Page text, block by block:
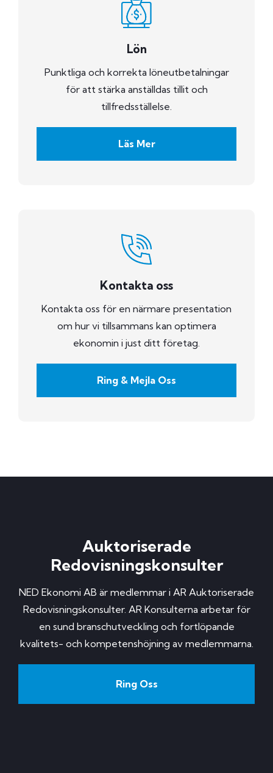
Lön
Punktliga och korrekta löneutbetalningar
för att stärka anställdas tillit och
tillfredsställelse.
Läs Mer
Kontakta oss
Kontakta oss för en närmare presentation
om hur vi tillsammans kan optimera
ekonomin i just ditt företag.
Ring & Mejla Oss
Auktoriserade
Redovisningskonsulter
NED Ekonomi AB är medlemmar i AR Auktoriserade
Redovisningskonsulter. AR Konsulterna arbetar för
en sund branschutveckling och fortlöpande
kvalitets- och kompetenshöjning av medlemmarna.
Ring Oss